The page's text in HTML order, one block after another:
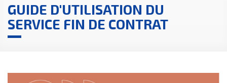
GUIDE D'UTILISATION DU
SERVICE FIN DE CONTRAT